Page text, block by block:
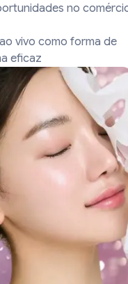
no
vivo como forma de
eficaz